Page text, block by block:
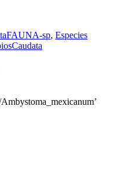
sp, Especies
Caudata